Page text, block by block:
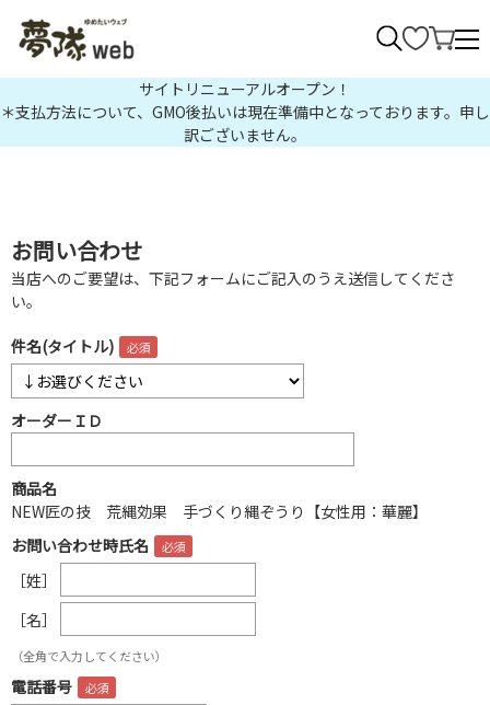
サイトリニューアルオープン！
＊支払方法について、GMO後払いは現在準備中となっております。申し
訳ございません。
お問い合わせ
当店へのご要望は、下記フォームにご記入のうえ送信してくださ
い。
件名(タイトル)
オーダーＩＤ
商品名
NEW匠の技 荒縄効果 手づくり縄ぞうり【女性用：華麗】
お問い合わせ時氏名
［姓］
［名］
（全角で入力してください）
電話番号